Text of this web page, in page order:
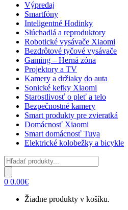
Výpredaj
Smartfóny
Inteligentné Hodinky
Slúchadlá a reproduktory
Robotické vysávače Xiaomi
Bezdrôtové tyčové vysávače
Gaming – Herná zóna
Projektory a TV
Kamery a držiaky do auta
Sonické kefky Xiaomi
Starostlivosť o pleť a telo
Bezpečnostné kamery
Smart produkty pre zvieratká
Domácnosť Xiaomi
Smart domácnosť Tuya
Elektrické kolobežky a bicykle
Products
search
0 0.00€
Žiadne produkty v košíku.